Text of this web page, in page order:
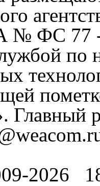
ФС 77 -
по
2026